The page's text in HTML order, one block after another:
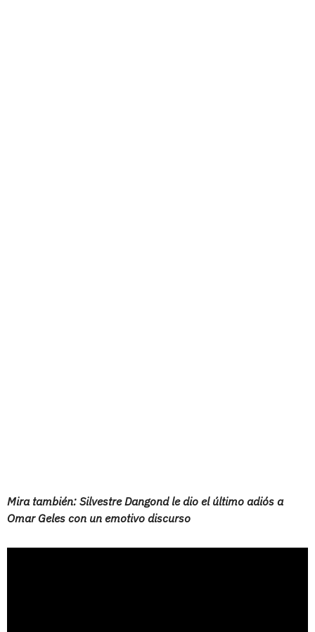
Mira también: Silvestre Dangond le dio el último adiós a
Omar Geles con un emotivo discurso